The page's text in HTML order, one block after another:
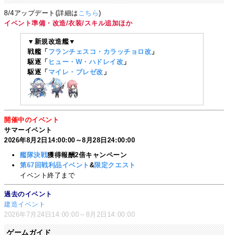
8/4アップデート(詳細は こちら)
イベント準備・改造/衣装/スキル追加ほか
▼新規改造艦▼
戦艦「 フランチェスコ・カラッチョロ改 」
駆逐「 ヒュー・W・ハドレイ改 」
駆逐「 マイレ・ブレゼ改 」
開催中のイベント
サマーイベント
2026年8月2日14:00:00～8月28日24:00:00
艦隊決戦獲得報酬2倍キャンペーン
第67回戦利品イベント &限定クエスト
イベント終了まで
過去のイベント
建造イベント
2026年7月24日14:00:00～8月2日14:00:00
ゲームガイド